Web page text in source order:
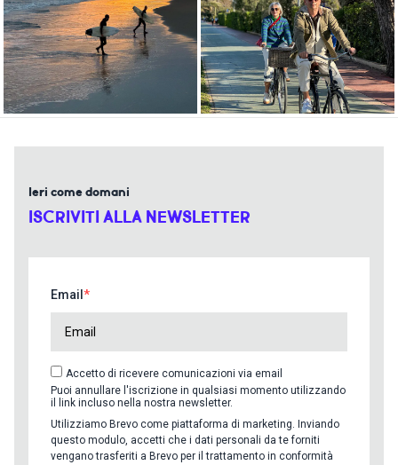
Ieri come domani
ISCRIVITI ALLA NEWSLETTER
Email
Accetto di ricevere comunicazioni via email
Puoi annullare l'iscrizione in qualsiasi momento utilizzando
il link incluso nella nostra newsletter.
Utilizziamo Brevo come piattaforma di marketing. Inviando
questo modulo, accetti che i dati personali da te forniti
vengano trasferiti a Brevo per il trattamento in conformità